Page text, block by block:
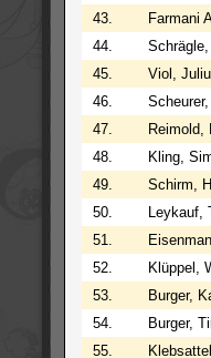
43.
Farmani
44.
45.
Viol,
46.
47.
Reimold,
48.
Kling,
49.
Schirm,
50.
Leykauf,
51.
52.
Klüppel,
53.
Burger,
54.
Burger,
55.